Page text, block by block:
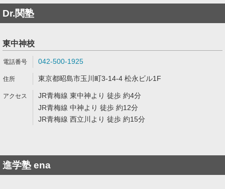
Dr.関塾
東中神校
042-500-1925
東京都昭島市玉川町3-14-4 松永ビル1F
JR青梅線 東中神より 徒歩 約4分
JR青梅線 中神より 徒歩 約12分
JR青梅線 西立川より 徒歩 約15分
進学塾 ena